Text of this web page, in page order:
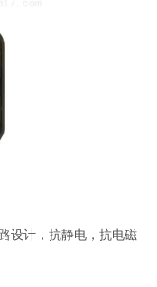
计，抗静电，抗电磁